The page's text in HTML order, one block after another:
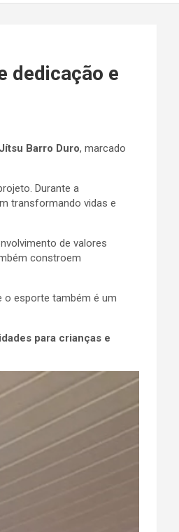
dedicação e
Barro Duro, marcado
Durante a
transformando vidas e
de valores
constroem
esporte também é um
para crianças e